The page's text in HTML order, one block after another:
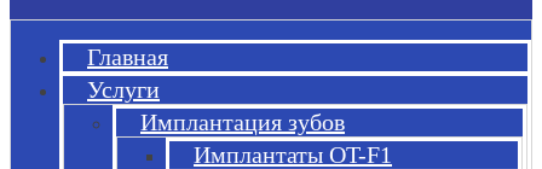
Главная
Услуги
Имплантация зубов
Имплантаты OT-F1